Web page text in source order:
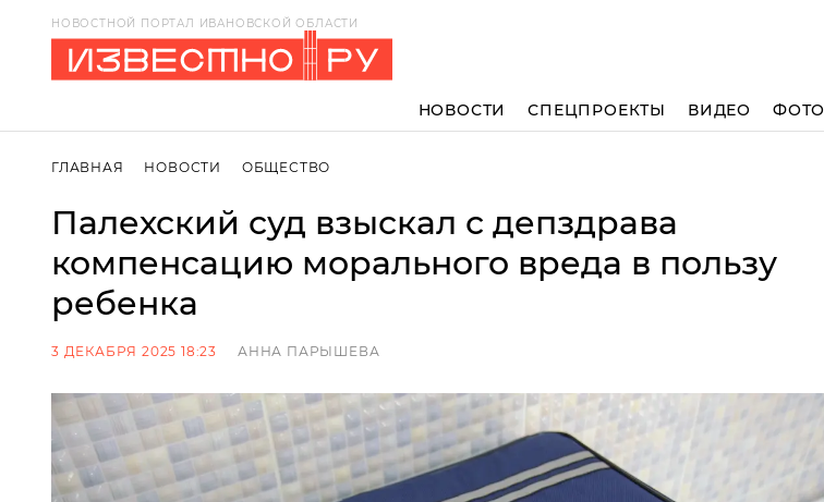
НОВОСТНОЙ ПОРТАЛ ИВАНОВСКОЙ ОБЛАСТИ
НОВОСТИ СПЕЦПРОЕКТЫ ВИДЕО ФОТО
ГЛАВНАЯ НОВОСТИ ОБЩЕСТВО
Палехский суд взыскал с депздрава
компенсацию морального вреда в пользу
ребенка
3 ДЕКАБРЯ 2025 18:23 АННА ПАРЫШЕВА